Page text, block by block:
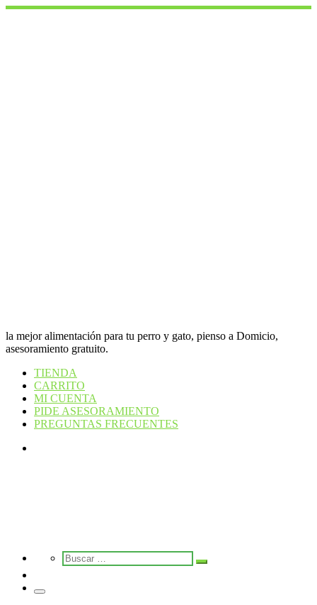
Saltar
la mejor alimentación para tu perro y gato, pienso a Domicio,
asesoramiento gratuito.
TIENDA
CARRITO
MI CUENTA
PIDE ASESORAMIENTO
PREGUNTAS FRECUENTES
Search Buscar
Buscar
Menú